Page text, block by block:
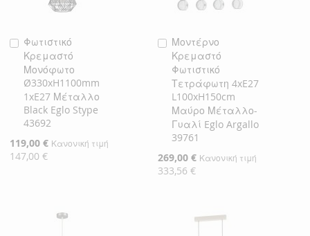
Φωτιστικό
Κρεμαστό
Μονόφωτο
Ø330xH1100mm
1xE27 Μέταλλο
Black Eglo Stype
43692
Ειδική
Τιμή
119,00 € Κανονική τιμή
147,00 €
Προσθήκη
στο
Καλάθι
Μοντέρνο
Κρεμαστό
Φωτιστικό
Τετράφωτη 4xE27
L100xH150cm
Μαύρο Μέταλλο-
Γυαλί Eglo Argallo
39761
Ειδική
Τιμή
269,00 € Κανονική τιμή
333,56 €
Προσθήκη
στο
Καλάθι